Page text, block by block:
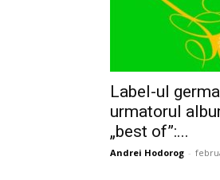
Label-ul
urmatorul
„best of”:...
Andrei Hodorog -